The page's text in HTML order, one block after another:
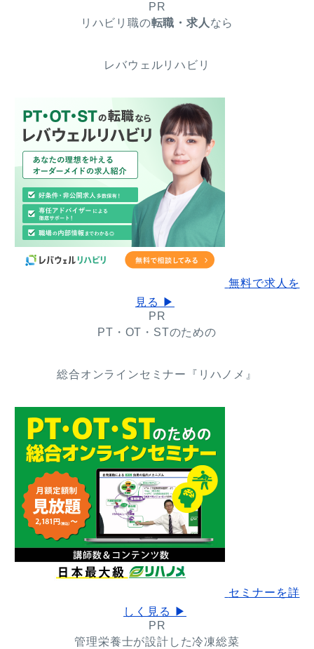
PR
リハビリ職の転職・求人 なら
レバウェルリハビリ
無料で求人を
見る ▶
PR
PT・OT・STのための
総合オンラインセミナー『リハノメ』
セミナーを詳
しく見る ▶
PR
管理栄養士が設計した冷凍総菜